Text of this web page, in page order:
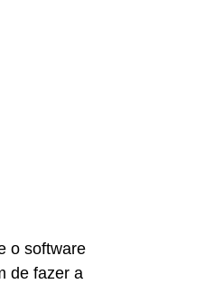
o software
de fazer a